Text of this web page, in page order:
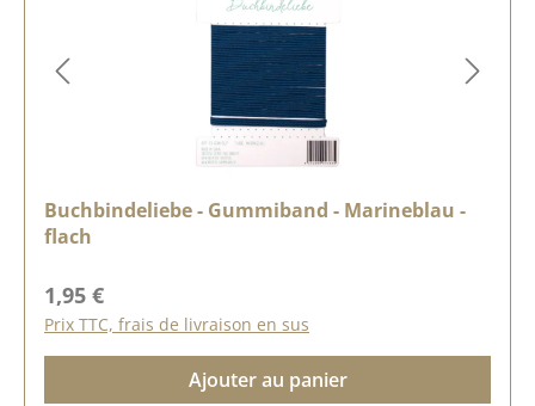
Buchbindeliebe - Gummiband - Marineblau -
flach
Prix régulier :
1,95 €
Prix TTC, frais de livraison en sus
Ajouter au panier